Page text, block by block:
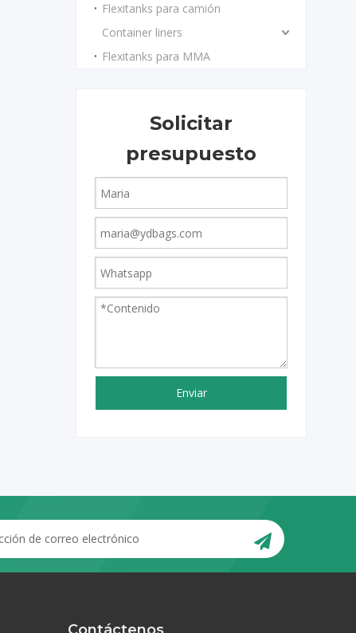
Flexitanks para camión
Container liners
Flexitanks para MMA
Solicitar
presupuesto
Enviar